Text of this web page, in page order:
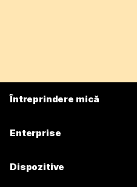
Întreprindere mică
Enterprise
Dispozitive